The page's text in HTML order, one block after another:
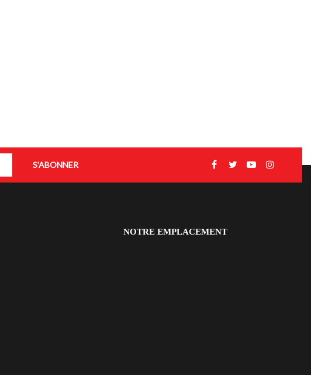
S’ABONNER
NOTRE EMPLACEMENT